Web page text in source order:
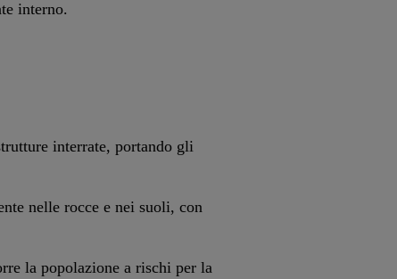
interno.
interrate, portando gli
nelle rocce e nei suoli, con
la popolazione a rischi per la